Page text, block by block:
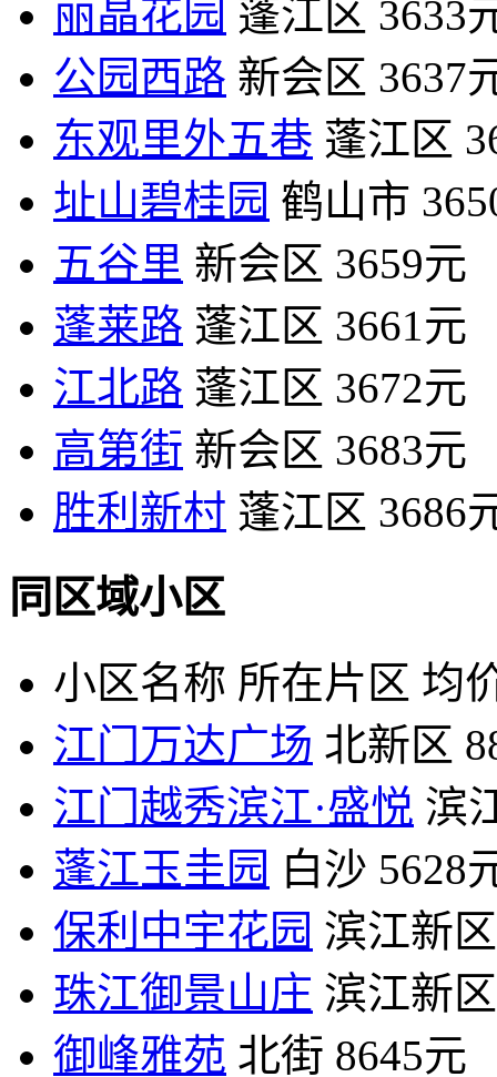
丽晶花园 蓬江区 3633
公园西路 新会区 3637
东观里外五巷 蓬江区
址山碧桂园 鹤山市
五谷里 新会区 3659元
蓬莱路 蓬江区 3661元
江北路 蓬江区 3672元
高第街 新会区 3683元
胜利新村 蓬江区 3686
同区域小区
小区名称 所在片区 均
江门万达广场 北新区
江门越秀滨江·盛悦 滨
蓬江玉圭园 白沙 5628
保利中宇花园 滨江新区
珠江御景山庄 滨江新区
御峰雅苑 北街 8645元